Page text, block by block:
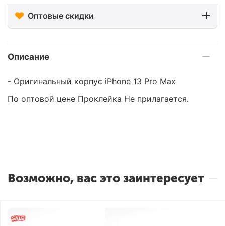
Оптовые скидки
Описание
- Оригинальный корпус iPhone 13 Pro Max
По оптовой цене Проклейка Не прилагается.
Возможно, вас это заинтересует